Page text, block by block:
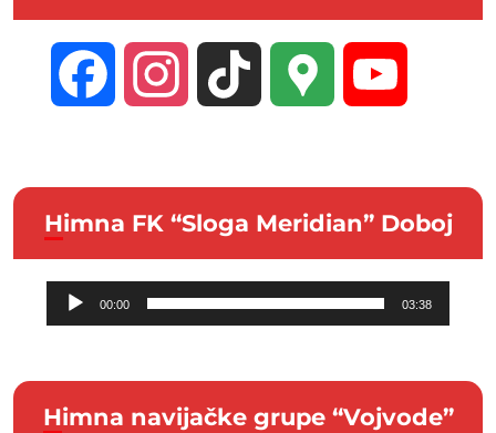
Facebook Instagram TikTok Google
Himna FK “Sloga Meridian” Doboj
Audio
Player
00:00 03:38
Himna navijačke grupe “Vojvode”